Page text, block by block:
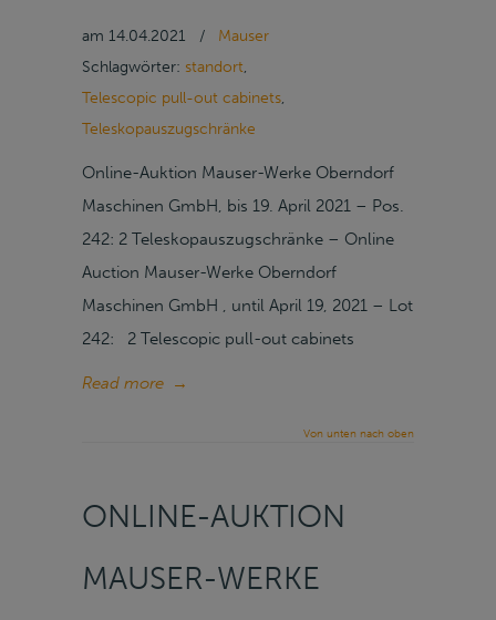
am 14.04.2021 /
Mauser
Schlagwörter: standort,
Telescopic pull-out cabinets,
Teleskopauszugschränke
Online-Auktion Mauser-Werke Oberndorf
Maschinen GmbH, bis 19. April 2021 – Pos.
242: 2 Teleskopauszugschränke – Online
Auction Mauser-Werke Oberndorf
Maschinen GmbH , until April 19, 2021 – Lot
242: 2 Telescopic pull-out cabinets
Read more →
Von unten nach oben
ONLINE-AUKTION
MAUSER-WERKE